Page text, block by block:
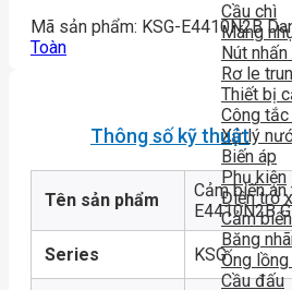
Cầu chì
Máng
Nút
Rơ le
Thiết bị
Công tắc
Xử lý
Biến áp
Phụ kiện
Điện trở
Cảm
Băng
Ống
Cầu đấu
Mã sản phẩm: KSG-E4410N2B
Toàn
Thông số kỹ thuật
Tên sản phẩm
Cảm biến an
E4410N2B
Series KSG